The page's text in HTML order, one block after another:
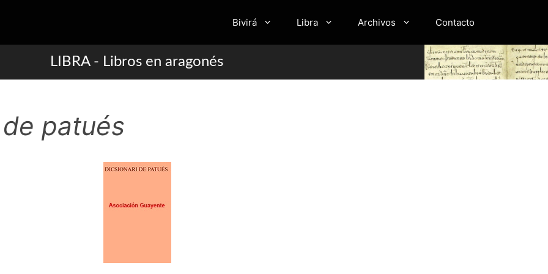
Bivirá Libra Archivos Contacto
LIBRA - Libros en aragonés
patués